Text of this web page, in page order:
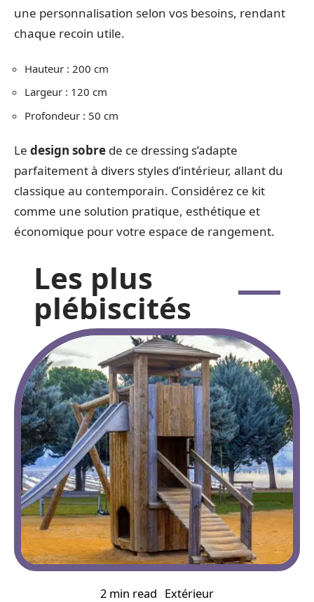
une personnalisation selon vos besoins, rendant
chaque recoin utile.
Hauteur : 200 cm
Largeur : 120 cm
Profondeur : 50 cm
Le design sobre de ce dressing s’adapte
parfaitement à divers styles d’intérieur, allant du
classique au contemporain. Considérez ce kit
comme une solution pratique, esthétique et
économique pour votre espace de rangement.
Les plus
plébiscités
2 min read Extérieur